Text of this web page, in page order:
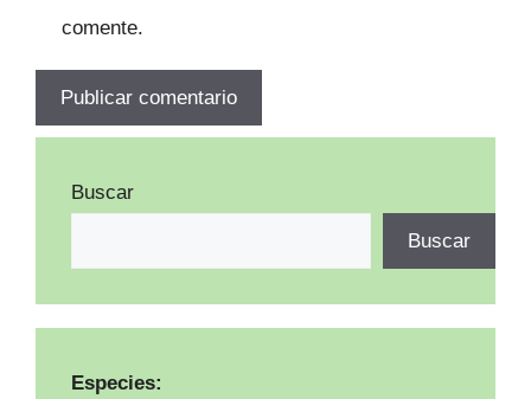
comente.
Buscar
Buscar
Especies: